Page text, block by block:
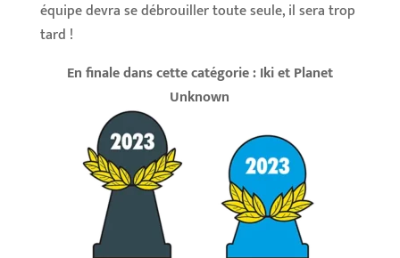
équipe devra se débrouiller toute seule, il sera trop
tard !
En finale dans cette catégorie : Iki et Planet
Unknown